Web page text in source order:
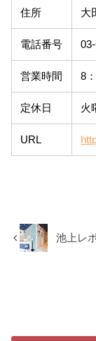
住所 大
電話番号
営業時間 8
定休日 火
URL
池上レ